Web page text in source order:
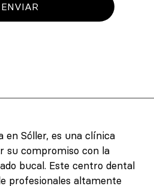
ENVIAR
en Sóller, es una clínica
su compromiso con la
bucal. Este centro dental
profesionales altamente